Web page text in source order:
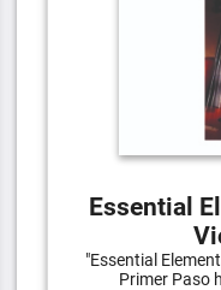
Essential
"Essential
Primer Paso